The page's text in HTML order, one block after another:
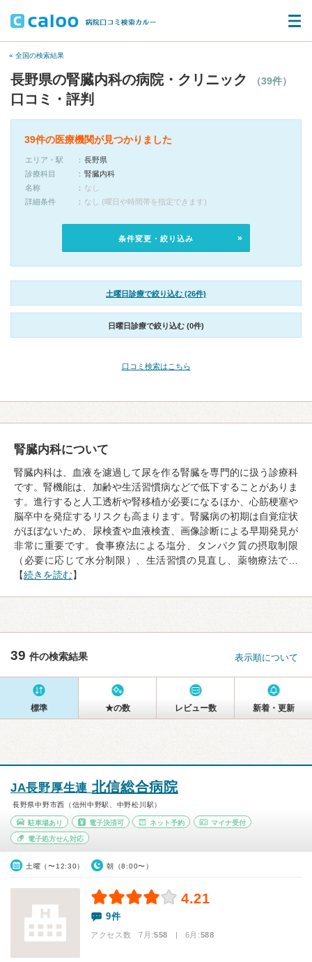
« 全国の検索結果
長野県の腎臓内科の病院・クリニック （39件）
口コミ・評判
39件の医療機関が見つかりました
エリア・駅
長野県
診療科目
腎臓内科
名称
なし
詳細条件
なし (曜日や時間帯を指定できます)
条件変更・絞り込み
土曜日診療で絞り込む (26件)
日曜日診療で絞り込む (0件)
口コミ検索はこちら
腎臓内科について
腎臓内科は、血液を濾過して尿を作る腎臓を専門的に扱う診療科
です。腎機能は、加齢や生活習慣病などで低下することがありま
す。進行すると人工透析や腎移植が必要になるほか、心筋梗塞や
脳卒中を発症するリスクも高まります。腎臓病の初期は自覚症状
がほぼないため、尿検査や血液検査、画像診断による早期発見が
非常に重要です。食事療法による塩分、タンパク質の摂取制限
（必要に応じて水分制限）、生活習慣の見直し、薬物療法で…
【続きを読む】
39 件の検索結果 表示順について
標準 ★の数 レビュー数 新着・更新
JA長野厚生連 北信総合病院
長野県中野市西（信州中野駅、中野松川駅）
駐車場あり 電子決済可 ネット予約 マイナ受付
電子処方せん対応
土曜（〜12:30） 朝（8:00〜）
4.21
9件
アクセス数 7月:558 | 6月:588